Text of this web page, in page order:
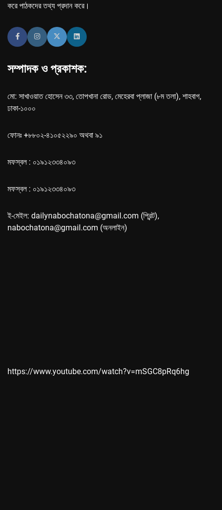
করে পাঠকদের তথ্য প্রদান করে।
সম্পাদক ও প্রকাশক:
মো: সাখাওয়াত হোসেন ৩৩, তোপখানা রোড, মেহেরবা প্লাজা (৮ম তলা), শাহবাগ,
ঢাকা-১০০০
ফোনঃ +৮৮০২-৪১০৫২২৯০ অথবা ৯১
মফস্বল : ০১৯১২৩৩৪০৯৩
মফস্বল : ০১৯১২৩৩৪০৯৩
ই-মেইল: dailynabochatona@gmail.com (প্রিন্ট),
nabochatona@gmail.com (অনলাইন)
https://www.youtube.com/watch?v=mSGC8pRq6hg